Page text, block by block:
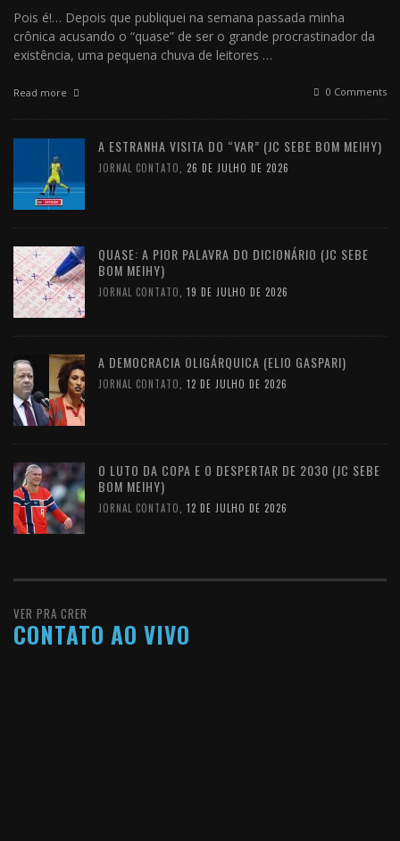
Pois é!… Depois que publiquei na semana passada minha
crônica acusando o “quase” de ser o grande procrastinador da
existência, uma pequena chuva de leitores …
Read more 0 Comments
A ESTRANHA VISITA DO “VAR” (JC SEBE BOM MEIHY)
JORNAL CONTATO 26 DE JULHO DE 2026
QUASE: A PIOR PALAVRA DO DICIONÁRIO (JC SEBE
BOM MEIHY)
JORNAL CONTATO 19 DE JULHO DE 2026
A DEMOCRACIA OLIGÁRQUICA (ELIO GASPARI)
JORNAL CONTATO 12 DE JULHO DE 2026
O LUTO DA COPA E O DESPERTAR DE 2030 (JC SEBE
BOM MEIHY)
JORNAL CONTATO 12 DE JULHO DE 2026
VER PRA CRER
CONTATO AO VIVO